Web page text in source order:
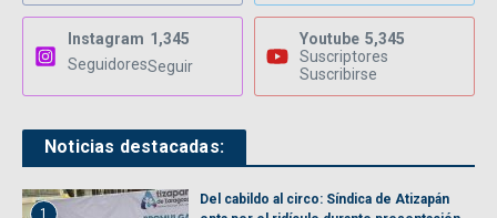
Instagram 1,345
SeguidoresSeguir
Youtube 5,345
Suscriptores
Suscribirse
Noticias destacadas:
1
Del cabildo al circo: Síndica de Atizapán